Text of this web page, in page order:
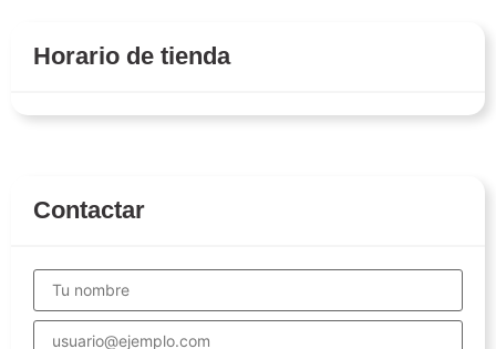
Horario de tienda
Contactar